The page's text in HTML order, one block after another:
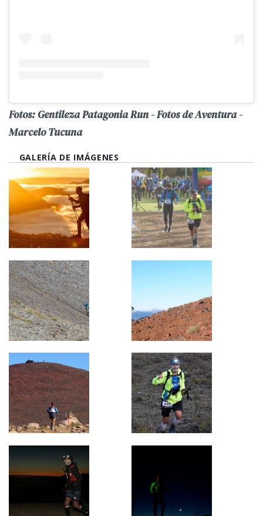
Fotos: Gentileza Patagonia Run - Fotos de Aventura -
Marcelo Tucuna
GALERÍA DE IMÁGENES